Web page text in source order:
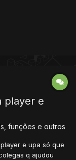
player e
funções e outros
e upa só que
q ajudou